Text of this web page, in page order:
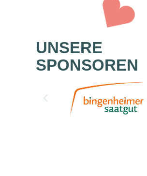
UNSERE
SPONSOREN